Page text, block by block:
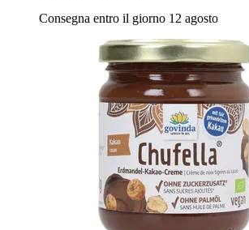
Consegna entro il giorno 12 agosto